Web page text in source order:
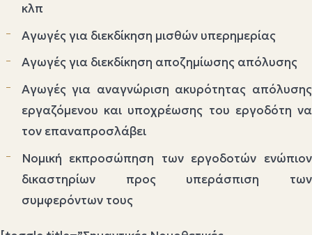
κλπ
Αγωγές για διεκδίκηση μισθών υπερημερίας
Αγωγές για διεκδίκηση αποζημίωσης απόλυσης
Αγωγές για αναγνώριση ακυρότητας απόλυσης
εργαζόμενου και υποχρέωσης του εργοδότη να
τον επαναπροσλάβει
Νομική εκπροσώπηση των εργοδοτών ενώπιον
δικαστηρίων προς υπεράσπιση των
συμφερόντων τους